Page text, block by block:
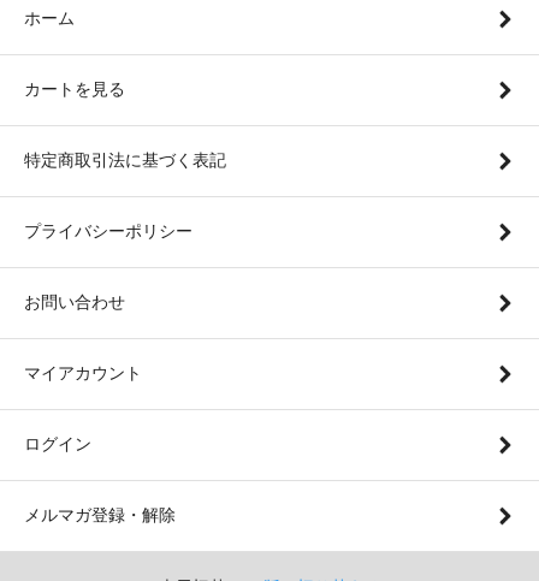
ホーム
カートを見る
特定商取引法に基づく表記
プライバシーポリシー
お問い合わせ
マイアカウント
ログイン
メルマガ登録・解除